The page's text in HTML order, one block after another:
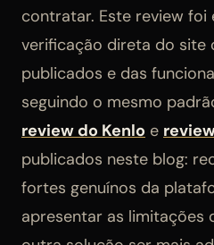
contratar. Este review foi
verificação direta do site
publicados e das
seguindo o mesmo
review do Kenlo e
publicados neste blog:
fortes genuínos da
apresentar as limitações